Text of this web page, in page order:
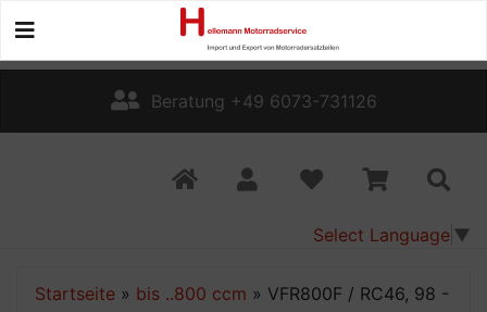
Beratung +49 6073-731126
Select Language ▼
Startseite » bis ..800 ccm » VFR800F / RC46, 98 -